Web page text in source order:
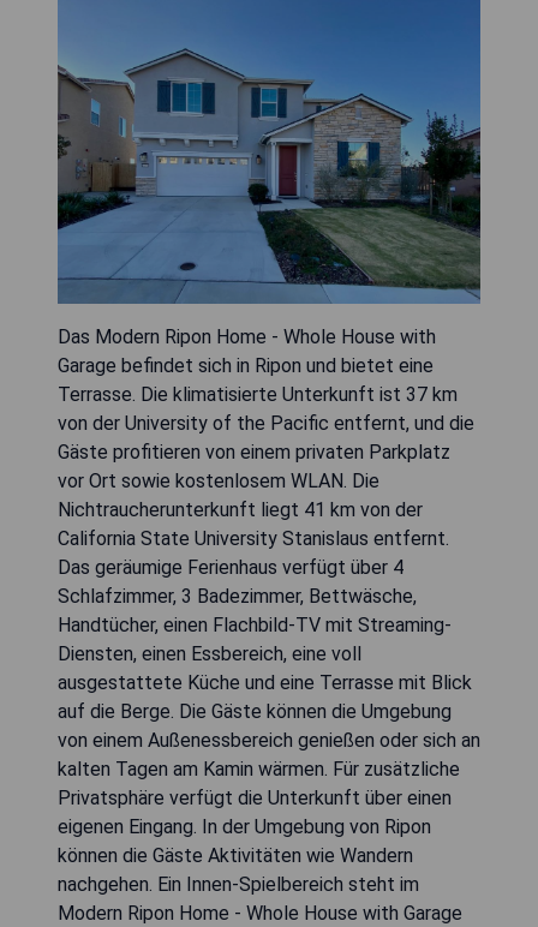
Das Modern Ripon Home - Whole House with
Garage befindet sich in Ripon und bietet eine
Terrasse. Die klimatisierte Unterkunft ist 37 km
von der University of the Pacific entfernt, und die
Gäste profitieren von einem privaten Parkplatz
vor Ort sowie kostenlosem WLAN. Die
Nichtraucherunterkunft liegt 41 km von der
California State University Stanislaus entfernt.
Das geräumige Ferienhaus verfügt über 4
Schlafzimmer, 3 Badezimmer, Bettwäsche,
Handtücher, einen Flachbild-TV mit Streaming-
Diensten, einen Essbereich, eine voll
ausgestattete Küche und eine Terrasse mit Blick
auf die Berge. Die Gäste können die Umgebung
von einem Außenessbereich genießen oder sich an
kalten Tagen am Kamin wärmen. Für zusätzliche
Privatsphäre verfügt die Unterkunft über einen
eigenen Eingang. In der Umgebung von Ripon
können die Gäste Aktivitäten wie Wandern
nachgehen. Ein Innen-Spielbereich steht im
Modern Ripon Home - Whole House with Garage